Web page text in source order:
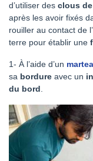
d’utiliser des clous
après les avoir fixés
rouiller au contact de
terre pour établir une
1- À l’aide d’un
sa bordure avec un
du bord